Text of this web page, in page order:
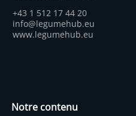
+43 1 512 17 44 20
info@legumehub.eu
www.legumehub.eu
Notre contenu